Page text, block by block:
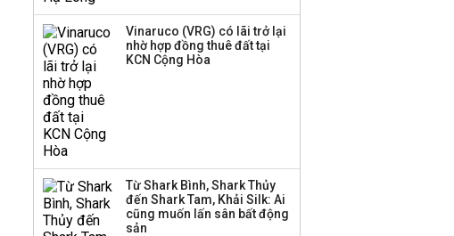
Chứng khoán Mỹ đồng
loạt giảm điểm khi giá
nhiệm khi dự án chậm
tiến độ, đội vốn
Vinaruco (VRG) có lãi trở lại
nhờ hợp đồng thuê đất tại
KCN Cộng Hòa
Từ Shark Bình, Shark Thủy
đến Shark Tam, Khải Silk: Ai
cũng muốn lấn sân bất động
sản